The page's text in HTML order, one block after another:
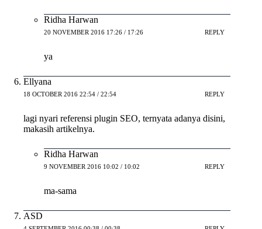
Ridha Harwan
20 NOVEMBER 2016 17:26 / 17:26 REPLY
ya
Ellyana
18 OCTOBER 2016 22:54 / 22:54 REPLY
lagi nyari referensi plugin SEO, ternyata adanya disini,
makasih artikelnya.
Ridha Harwan
9 NOVEMBER 2016 10:02 / 10:02 REPLY
ma-sama
ASD